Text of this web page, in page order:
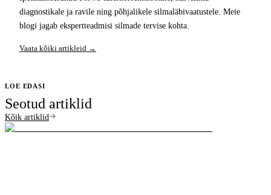
diagnostikale ja ravile ning põhjalikele silmaläbivaatustele. Meie
blogi jagab ekspertteadmisi silmade tervise kohta.
Vaata kõiki artikleid →
LOE EDASI
Seotud artiklid
Kõik artiklid